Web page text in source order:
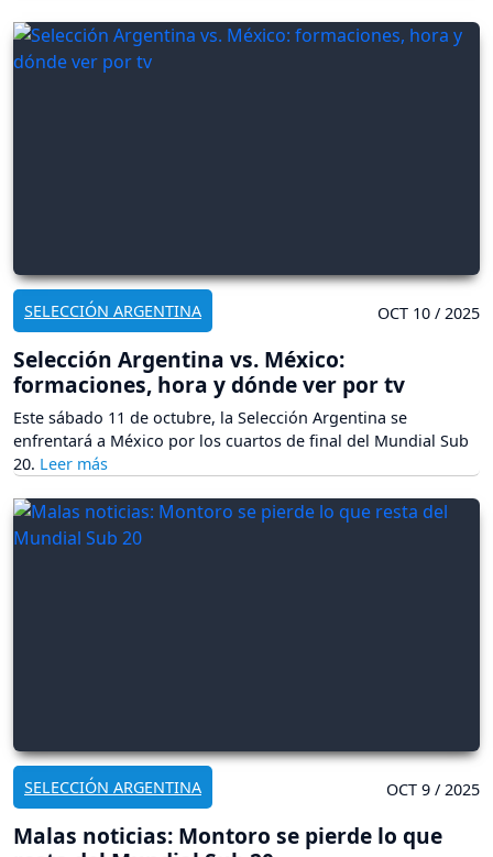
SELECCIÓN ARGENTINA OCT 10 / 2025
Selección Argentina vs. México:
formaciones, hora y dónde ver por tv
Este sábado 11 de octubre, la Selección Argentina se
enfrentará a México por los cuartos de final del Mundial Sub
20.
SELECCIÓN ARGENTINA OCT 9 / 2025
Malas noticias: Montoro se pierde lo que